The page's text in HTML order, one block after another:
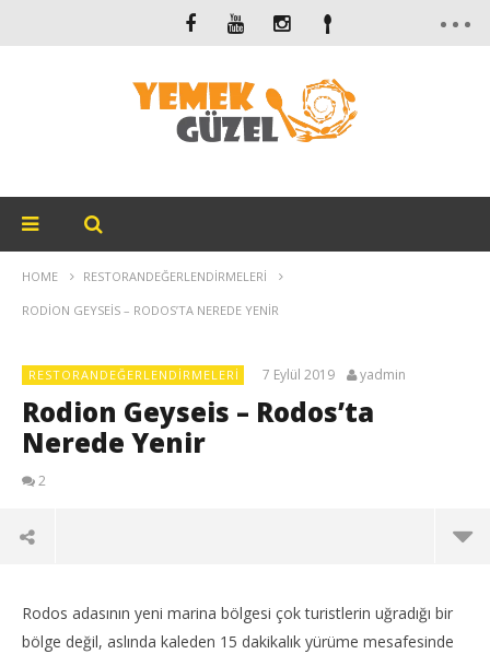
HOME RESTORANDEĞERLENDIRMELERI
RODION GEYSEIS – RODOS’TA NEREDE YENIR
RESTORANDEĞERLENDIRMELERI 7 Eylül 2019 yadmin
Rodion Geyseis – Rodos’ta
Nerede Yenir
2
Rodos adasının yeni marina bölgesi çok turistlerin uğradığı bir
bölge değil, aslında kaleden 15 dakikalık yürüme mesafesinde